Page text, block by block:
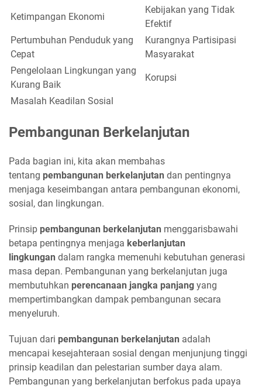
Ketimpangan Ekonomi
Kebijakan yang Tidak
Efektif
Pertumbuhan Penduduk yang
Cepat
Kurangnya Partisipasi
Masyarakat
Pengelolaan Lingkungan yang
Kurang Baik
Korupsi
Masalah Keadilan Sosial
Pembangunan Berkelanjutan
Pada bagian ini, kita akan membahas
tentang pembangunan berkelanjutan dan pentingnya
menjaga keseimbangan antara pembangunan ekonomi,
sosial, dan lingkungan.
Prinsip pembangunan berkelanjutan menggarisbawahi
betapa pentingnya menjaga keberlanjutan
lingkungan dalam rangka memenuhi kebutuhan generasi
masa depan. Pembangunan yang berkelanjutan juga
membutuhkan perencanaan jangka panjang yang
mempertimbangkan dampak pembangunan secara
menyeluruh.
Tujuan dari pembangunan berkelanjutan adalah
mencapai kesejahteraan sosial dengan menjunjung tinggi
prinsip keadilan dan pelestarian sumber daya alam.
Pembangunan yang berkelanjutan berfokus pada upaya